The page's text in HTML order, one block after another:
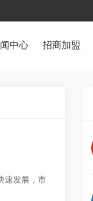
中心 招商加盟
速发展，市